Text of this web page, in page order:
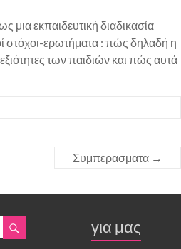
εκπαιδευτική διαδικασία
στόχοι-ερωτήματα : πώς δηλαδή η
των παιδιών και πώς αυτά
Συμπερασματα →
για μας